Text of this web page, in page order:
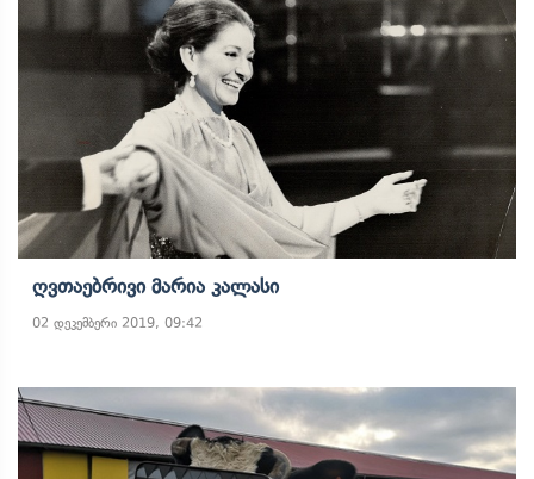
Ღვთაებრივი Მარია Კალასი
02 დეკემბერი 2019, 09:42